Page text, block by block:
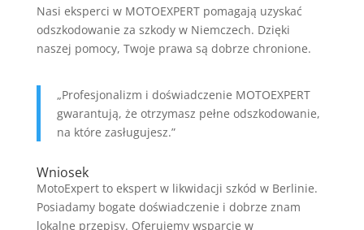
Nasi eksperci w MOTOEXPERT pomagają uzyskać
odszkodowanie za szkody w Niemczech. Dzięki
naszej pomocy, Twoje prawa są dobrze chronione.
„Profesjonalizm i doświadczenie MOTOEXPERT
gwarantują, że otrzymasz pełne odszkodowanie,
na które zasługujesz.”
Wniosek
MotoExpert to ekspert w likwidacji szkód w Berlinie.
Posiadamy bogate doświadczenie i dobrze znam
lokalne przepisy. Oferujemy wsparcie w